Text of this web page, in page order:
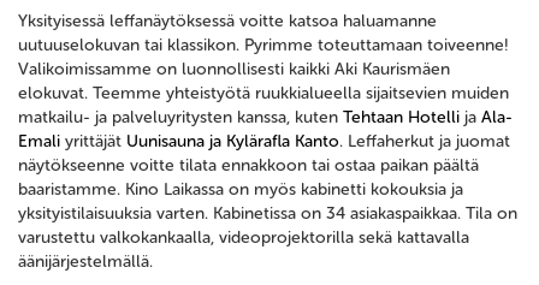
Yksityisessä leffanäytöksessä voitte katsoa haluamanne
uutuuselokuvan tai klassikon. Pyrimme toteuttamaan toiveenne!
Valikoimissamme on luonnollisesti kaikki Aki Kaurismäen
elokuvat. Teemme yhteistyötä ruukkialueella sijaitsevien muiden
matkailu- ja palveluyritysten kanssa, kuten Tehtaan Hotelli ja Ala-
Emali yrittäjät Uunisauna ja Kylärafla Kanto. Leffaherkut ja juomat
näytökseenne voitte tilata ennakkoon tai ostaa paikan päältä
baaristamme. Kino Laikassa on myös kabinetti kokouksia ja
yksityistilaisuuksia varten. Kabinetissa on 34 asiakaspaikkaa. Tila on
varustettu valkokankaalla, videoprojektorilla sekä kattavalla
äänijärjestelmällä.